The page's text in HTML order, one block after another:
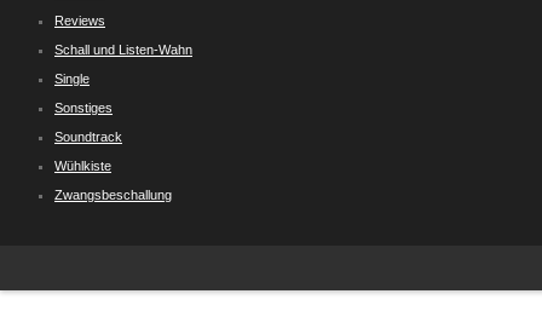
Reviews
Schall und Listen-Wahn
Single
Sonstiges
Soundtrack
Wühlkiste
Zwangsbeschallung